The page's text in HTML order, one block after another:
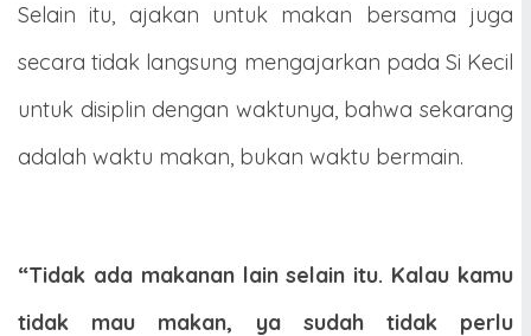
Selain itu, ajakan untuk makan bersama juga
secara tidak langsung mengajarkan pada Si Kecil
untuk disiplin dengan waktunya, bahwa sekarang
adalah waktu makan, bukan waktu bermain.
“Tidak ada makanan lain selain itu. Kalau kamu
tidak mau makan, ya sudah tidak perlu